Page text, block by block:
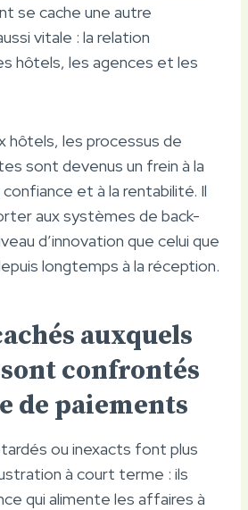
se cache une autre
vitale : la relation
hôtels, les agences et les
hôtels, les processus de
sont devenus un frein à la
et à la rentabilité. Il
aux systèmes de back-
d’innovation que celui que
longtemps à la réception.
auxquels
confrontés
de paiements
ou inexacts font plus
à court terme : ils
qui alimente les affaires à